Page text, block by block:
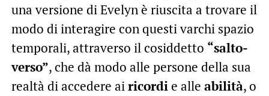
una versione di Evelyn è riuscita a trovare il
modo di interagire con questi varchi spazio
temporali, attraverso il cosiddetto “salto-
verso”, che dà modo alle persone della sua
realtà di accedere airicordie alle abilità, o